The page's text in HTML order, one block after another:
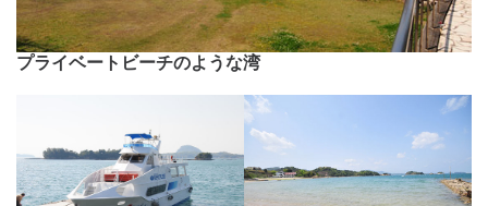
プライベートビーチのような湾